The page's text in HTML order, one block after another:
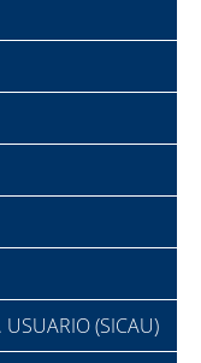
USUARIO (SICAU)